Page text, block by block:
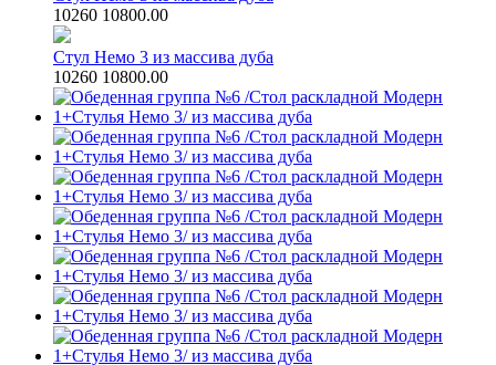
10260 10800.00
Стул Немо 3 из массива дуба
10260 10800.00